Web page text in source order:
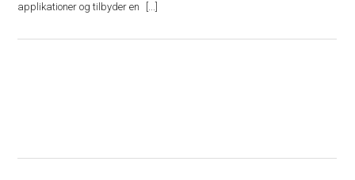
applikationer og tilbyder en